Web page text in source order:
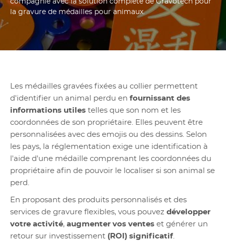
compagnie avec la solution complète de Gravotech pour
la gravure de médailles pour animaux.
Les médailles gravées fixées au collier permettent
d'identifier un animal perdu en fournissant des
informations utiles telles que son nom et les
coordonnées de son propriétaire. Elles peuvent être
personnalisées avec des emojis ou des dessins. Selon
les pays, la réglementation exige une identification à
l'aide d'une médaille comprenant les coordonnées du
propriétaire afin de pouvoir le localiser si son animal se
perd.
En proposant des produits personnalisés et des
services de gravure flexibles, vous pouvez développer
votre activité, augmenter vos ventes et générer un
retour sur investissement (ROI) significatif.